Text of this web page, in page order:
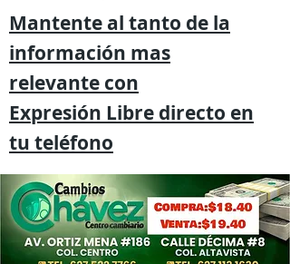
Mantente al tanto de la
información mas
relevante con
Expresión Libre directo en
tu teléfono